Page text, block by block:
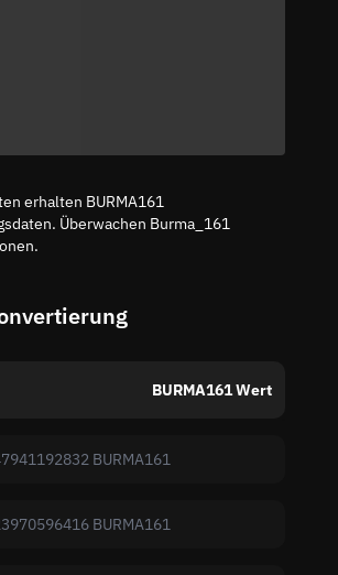
erhalten BURMA161
Überwachen Burma_161
BURMA161 Wert
BURMA161
BURMA161